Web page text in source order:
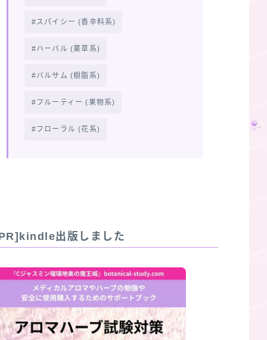
スパイシー (香辛料系)
ハーバル (薬草系)
バルサム (樹脂系)
フルーティー (果物系)
フローラル (花系)
出版しました